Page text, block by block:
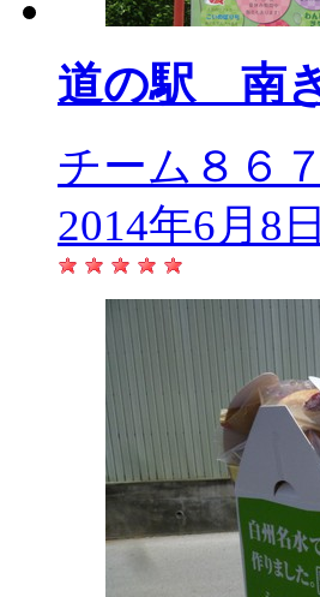
道の駅 南
チーム８６
2014年6月8